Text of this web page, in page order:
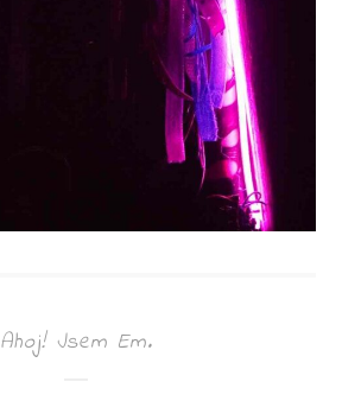
Ahoj! Jsem Em.